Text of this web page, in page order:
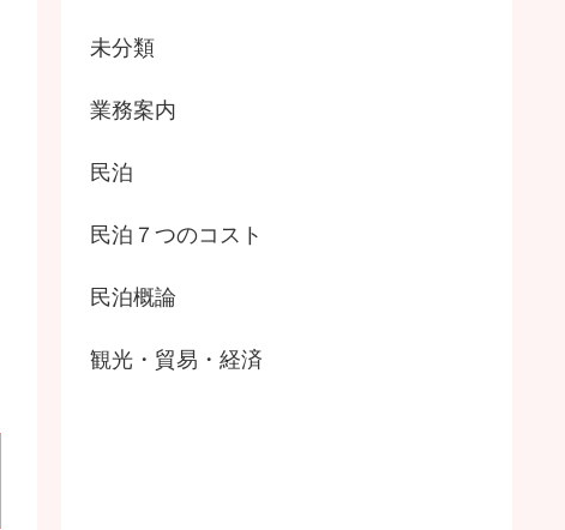
未分類
業務案内
民泊
民泊７つのコスト
民泊概論
観光・貿易・経済